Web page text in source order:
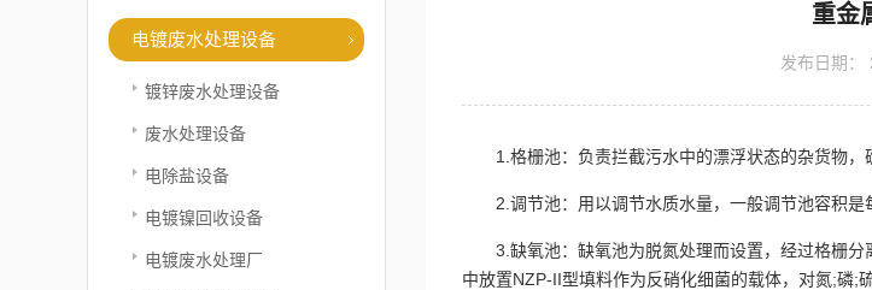
电镀废水处理设备
镀锌废水处理设备
废水处理设备
电除盐设备
电镀镍回收设备
电镀废水处理厂
重金
发布日期：
1.格栅池：负责拦截污水中的漂浮状态的杂货物，
2.调节池：用以调节水质水量，一般调节池容积
3.缺氧池：缺氧池为脱氮处理而设置，经过格栅
中放置NZP-II型填料作为反硝化细菌的载体，对氮;磷;